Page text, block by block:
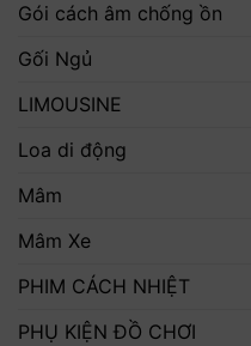
Gói cách âm chống ồn
Gối Ngủ
LIMOUSINE
Loa di động
Mâm
Mâm Xe
PHIM CÁCH NHIỆT
PHỤ KIỆN ĐỒ CHƠI